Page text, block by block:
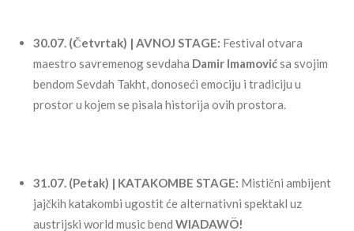
30.07. (Četvrtak) | AVNOJ STAGE: Festival otvara
maestro savremenog sevdaha Damir Imamovićsa svojim
bendom Sevdah Takht, donoseći emociju i tradiciju u
prostor u kojem se pisala historija ovih prostora.
31.07. (Petak) | KATAKOMBE STAGE: Mistični ambijent
jajčkih katakombi ugostit će alternativni spektakl uz
austrijski world music bendWIADAWÖ!